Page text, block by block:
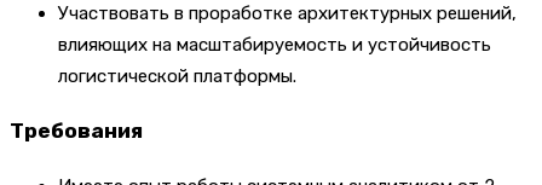
Участвовать в проработке архитектурных решений,
влияющих на масштабируемость и устойчивость
логистической платформы.
Требования